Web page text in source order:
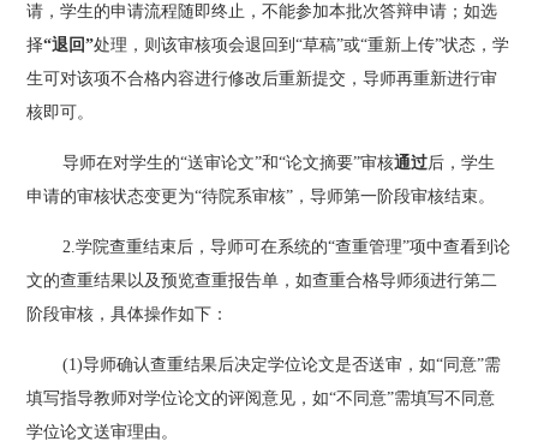
请，学生的申请流程随即终止，不能参加本批次答辩申请；如选
择“退回”处理，则该审核项会退回到“草稿”或“重新上传”状态，学
生可对该项不合格内容进行修改后重新提交，导师再重新进行审
核即可。
导师在对学生的“送审论文”和“论文摘要”审核通过后，学生
申请的审核状态变更为“待院系审核”，导师第一阶段审核结束。
2.学院查重结束后，导师可在系统的“查重管理”项中查看到论
文的查重结果以及预览查重报告单，如查重合格导师须进行第二
阶段审核，具体操作如下：
(1)导师确认查重结果后决定学位论文是否送审，如“同意”需
填写指导教师对学位论文的评阅意见，如“不同意”需填写不同意
学位论文送审理由。